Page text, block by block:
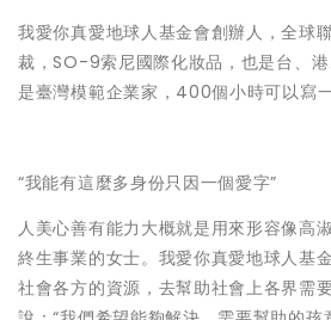
我愛你真愛地球人基金會創辦人，全球
裁，SO-9索尼國際化妝品，也是台、港
是臺灣模範企業家，400個小時可以寫一
“我能有這麼多身份只因一個愛字”
人美心善有能力大概就是用來形容像高
終生事業的女士。我愛你真愛地球人基
社會各方的資源，去幫助社會上各界需